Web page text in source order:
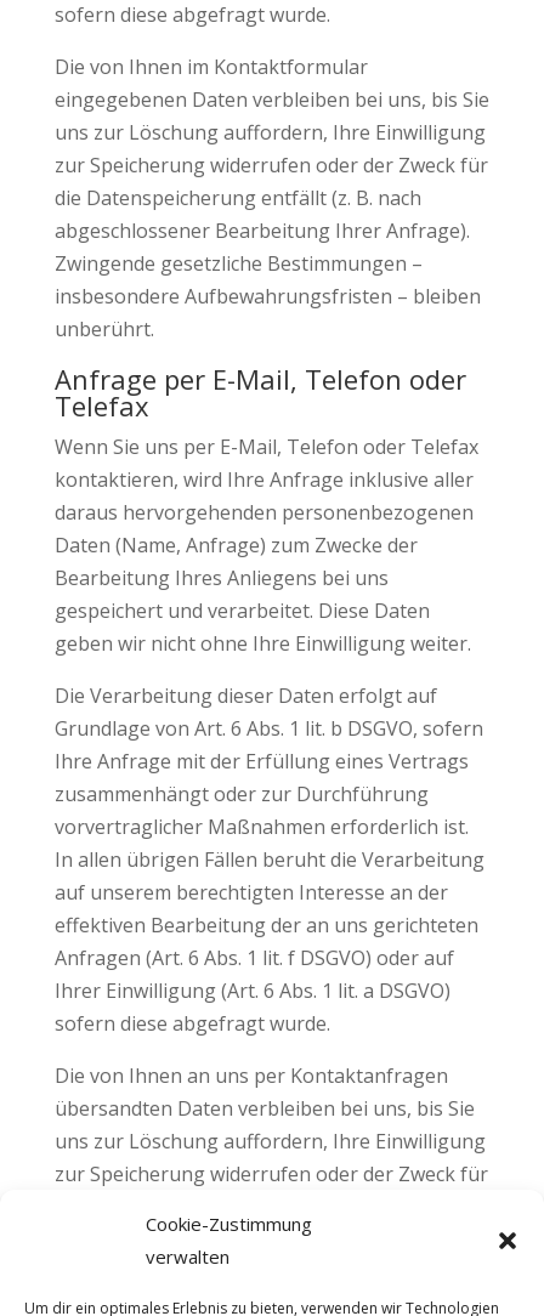
Cookie-Zustimmung
verwalten
Um dir ein optimales Erlebnis zu bieten, verwenden wir Technologien
sofern diese abgefragt wurde.
Die von Ihnen im Kontaktformular
eingegebenen Daten verbleiben bei uns, bis Sie
uns zur Löschung auffordern, Ihre Einwilligung
zur Speicherung widerrufen oder der Zweck für
die Datenspeicherung entfällt (z. B. nach
abgeschlossener Bearbeitung Ihrer Anfrage).
Zwingende gesetzliche Bestimmungen –
insbesondere Aufbewahrungsfristen – bleiben
unberührt.
Anfrage per E-Mail, Telefon oder
Telefax
Wenn Sie uns per E-Mail, Telefon oder Telefax
kontaktieren, wird Ihre Anfrage inklusive aller
daraus hervorgehenden personenbezogenen
Daten (Name, Anfrage) zum Zwecke der
Bearbeitung Ihres Anliegens bei uns
gespeichert und verarbeitet. Diese Daten
geben wir nicht ohne Ihre Einwilligung weiter.
Die Verarbeitung dieser Daten erfolgt auf
Grundlage von Art. 6 Abs. 1 lit. b DSGVO, sofern
Ihre Anfrage mit der Erfüllung eines Vertrags
zusammenhängt oder zur Durchführung
vorvertraglicher Maßnahmen erforderlich ist.
In allen übrigen Fällen beruht die Verarbeitung
auf unserem berechtigten Interesse an der
effektiven Bearbeitung der an uns gerichteten
Anfragen (Art. 6 Abs. 1 lit. f DSGVO) oder auf
Ihrer Einwilligung (Art. 6 Abs. 1 lit. a DSGVO)
sofern diese abgefragt wurde.
Die von Ihnen an uns per Kontaktanfragen
übersandten Daten verbleiben bei uns, bis Sie
uns zur Löschung auffordern, Ihre Einwilligung
zur Speicherung widerrufen oder der Zweck für
abgeschlossener Bearbeitung Ihres Anliegens).
Zwingende gesetzliche Bestimmungen –
insbesondere gesetzliche